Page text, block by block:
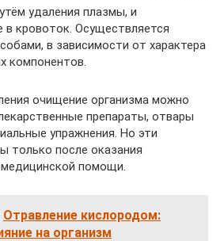
удаления плазмы, и
в кровоток. Осуществляется
в зависимости от характера
компонентов.
очищение организма можно
препараты, отвары
упражнения. Но эти
только после оказания
помощи.
Отравление кислородом:
на организм